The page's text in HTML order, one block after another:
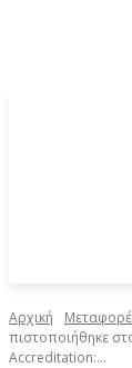
Αρχική
πιστοποιήθηκε
Accreditation:...